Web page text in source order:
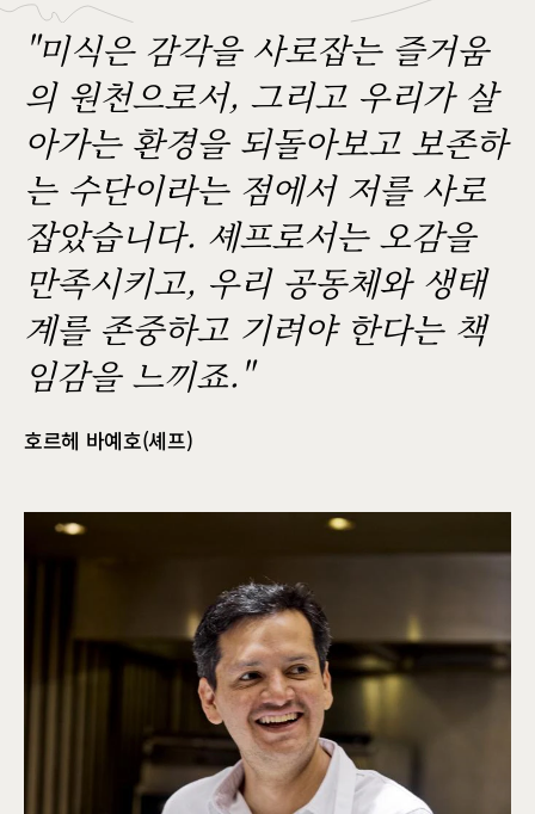
"미식은 감각을 사로잡는 즐거움
의 원천으로서, 그리고 우리가 살
아가는 환경을 되돌아보고 보존하
는 수단이라는 점에서 저를 사로
잡았습니다. 셰프로서는 오감을
만족시키고, 우리 공동체와 생태
계를 존중하고 기려야 한다는 책
임감을 느끼죠."
호르헤 바예호(셰프)